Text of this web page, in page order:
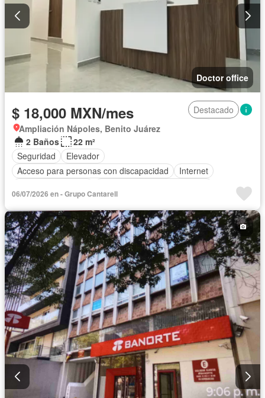
Doctor office
$ 18,000 MXN/mes
Destacado
Ampliación Nápoles, Benito Juárez
2 Baños
22 m²
Seguridad
Elevador
Acceso para personas con discapacidad
Internet
Electricidad
Agua
06/07/2026 en - Grupo Cantarell